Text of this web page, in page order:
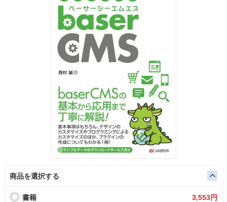
商品を選択する
書籍 3,553円